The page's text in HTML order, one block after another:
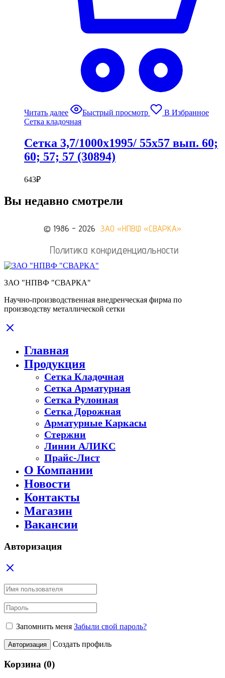
Читать далее Быстрый просмотр
В Избранное
Сетка кладочная
Сетка 3,7/1000х1995/ 55х57 вып. 60;
60; 57; 57 (30894)
643₽
Вы недавно смотрели
© 1986 - 2026 ЗАО «НПВФ «СВАРКА»
Политика конфиденциальности
ЗАО "НПВФ "СВАРКА"
Научно-производственная внедренческая фирма по
производству металлической сетки
Главная
Продукция
Сетка Кладочная
Сетка Арматурная
Сетка Рулонная
Сетка Дорожная
Арматурные Каркасы
Стержни
Линии АЛИКС
Прайс-Лист
О Компании
Новости
Контакты
Магазин
Вакансии
Авторизация
Запомнить меня Забыли свой пароль?
Авторизация Создать профиль
Корзина (0)